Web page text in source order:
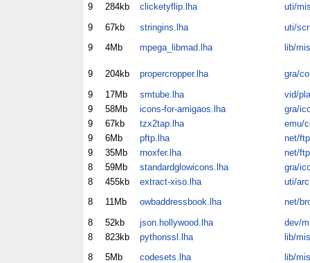
9
284kb clicketyflip.lha
uti/
9
67kb stringins.lha
uti/scr
9
4Mb mpega_libmad.lha lib/mis
9 204kb propercropper.lha
gra/
9
17Mb smtube.lha
vid/pla
9
58Mb icons-for-amigaos.lha
gra/
9
67kb tzx2tap.lha
emu/
9
6Mb pftp.lha
net/ftp
9
35Mb rnoxfer.lha
net/ftp
8
59Mb standardglowicons.lha
gra/
8
455kb extract-xiso.lha
uti/arc
8
11Mb owbaddressbook.lha
net/
8
52kb json.hollywood.lha
dev/
8
823kb pythonssl.lha
lib/mis
8
5Mb codesets.lha
lib/mis